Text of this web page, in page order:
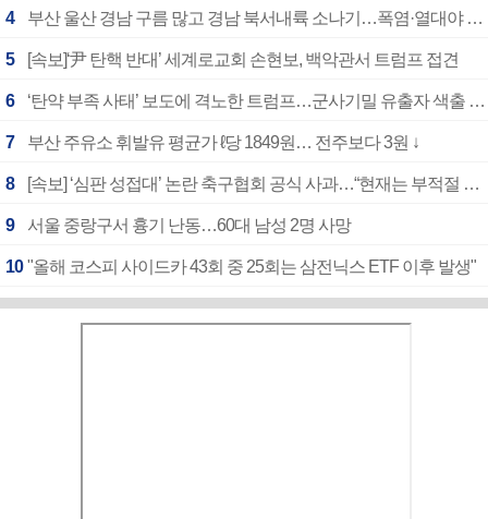
4 부산 울산 경남 구름 많고 경남 북서내륙 소나기…폭염·열대야 계속
5 [속보]‘尹 탄핵 반대’ 세계로교회 손현보, 백악관서 트럼프 접견
6 ‘탄약 부족 사태’ 보도에 격노한 트럼프…군사기밀 유출자 색출 지시
7 부산 주유소 휘발유 평균가 ℓ당 1849원… 전주보다 3원 ↓
8 [속보] ‘심판 성접대’ 논란 축구협회 공식 사과…“현재는 부적절 행위 없어”
9 서울 중랑구서 흉기 난동…60대 남성 2명 사망
10 "올해 코스피 사이드카 43회 중 25회는 삼전닉스 ETF 이후 발생"